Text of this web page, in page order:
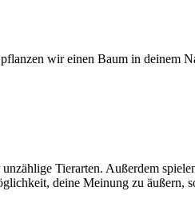
wir einen Baum in deinem
Tierarten. Außerdem
deine Meinung zu äußern,